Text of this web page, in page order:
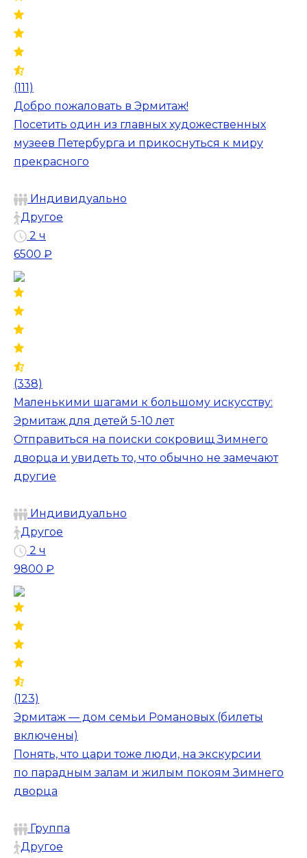
(111)
Добро пожаловать в Эрмитаж!
Посетить один из главных художественных
музеев Петербурга и прикоснуться к миру
прекрасного
Индивидуально
Другое
2 ч
6500 ₽
(338)
Маленькими шагами к большому искусству:
Эрмитаж для детей 5-10 лет
Отправиться на поиски сокровищ Зимнего
дворца и увидеть то, что обычно не замечают
другие
Индивидуально
Другое
2 ч
9800 ₽
(123)
Эрмитаж — дом семьи Романовых (билеты
включены)
Понять, что цари тоже люди, на экскурсии
по парадным залам и жилым покоям Зимнего
дворца
Группа
Другое